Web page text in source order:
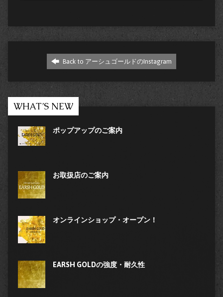
Back to アーシュゴールドのInstagram
WHAT’S NEW
ポップアップのご案内
お取扱店のご案内
オンラインショップ・オープン！
EARSH GOLDの強度・耐久性